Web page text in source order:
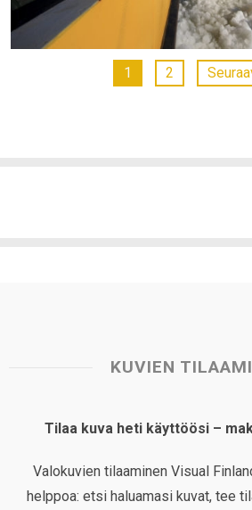
1 2
KUVIEN
Tilaa kuva heti käyttöösi –
Valokuvien tilaaminen Visual
helppoa: etsi haluamasi kuvat, tee